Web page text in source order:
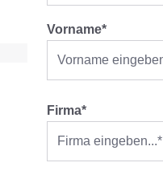
Vorname*
Firma*